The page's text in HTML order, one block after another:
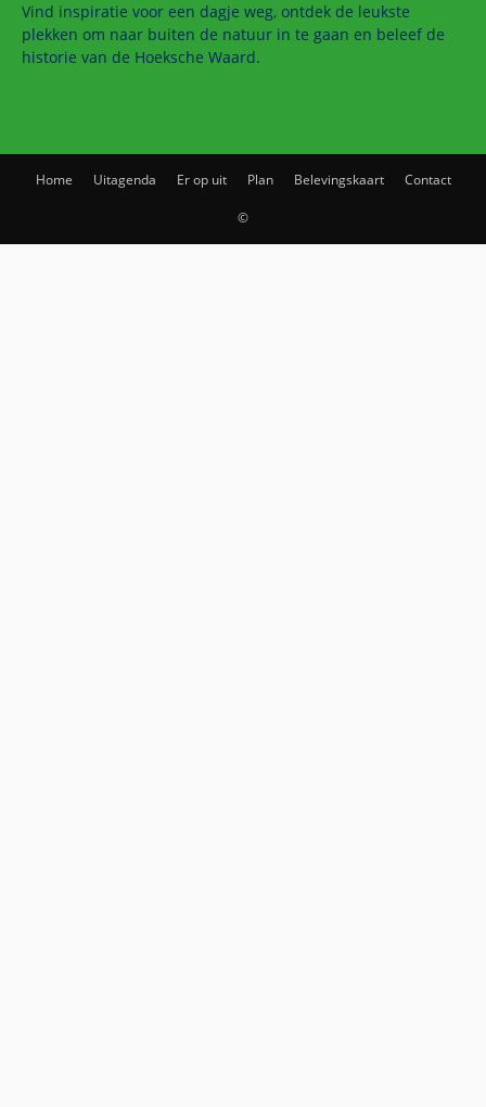
Vind inspiratie voor een dagje weg, ontdek de leukste
plekken om naar buiten de natuur in te gaan en beleef de
historie van de Hoeksche Waard.
Home Uitagenda Er op uit Plan Belevingskaart Contact
©